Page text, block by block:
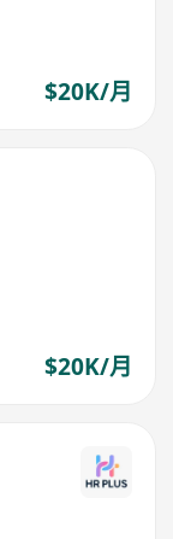
$20K/月
$20K/月